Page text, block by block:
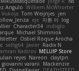
Angulo Williem McWhorter
Vukoja Tom Weijnjes jen
eje 지환 이 log
Character34 indiiglo
Michael Shimniok
Osbiel Roque Arocha
sellig64 Javier Radix N
Kadirov MELUIP Store
reyes Nareon claytpn
giovanni varani
Mackenzie